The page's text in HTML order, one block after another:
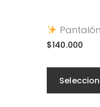
$140.000